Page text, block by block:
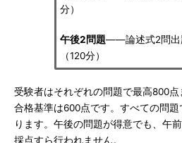
分）
午後2問題――論述式2問出
（120分）
受験者はそれぞれの問題で最高800点
合格基準は600点です。すべての問
ります。午後の問題が得意でも、午
採点すら行われません。